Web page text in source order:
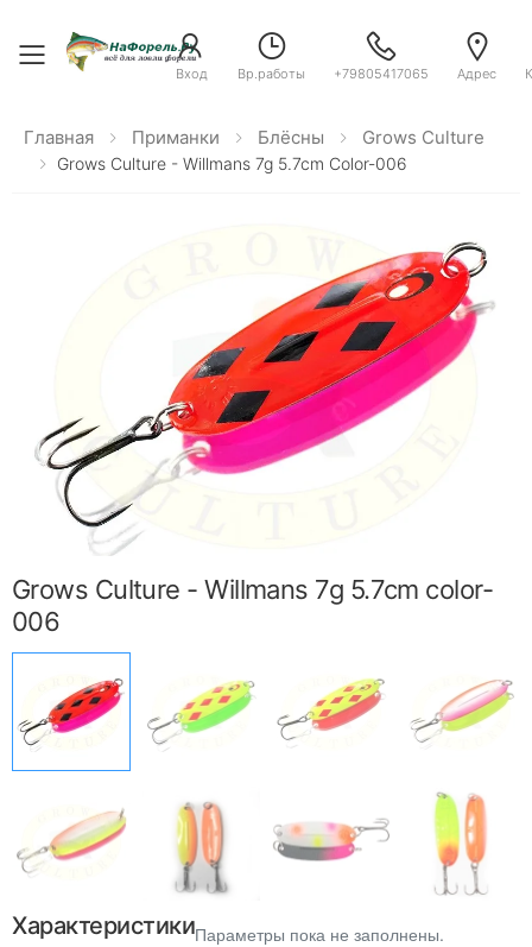
Toggle menu
Вход Вр.работы +79805417065 Адрес
Главная Приманки Блёсны Grows Culture
Grows Culture - Willmans 7g 5.7cm Color-006
Grows Culture - Willmans 7g 5.7cm color-
006
ХарактеристикиПараметры пока не заполнены.